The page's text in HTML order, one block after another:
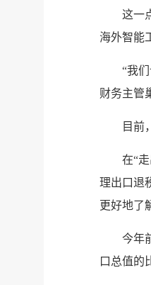
这一
海外智能
“我
财务主管
目前
在“
理出口退
更好地了
今年
口总值的